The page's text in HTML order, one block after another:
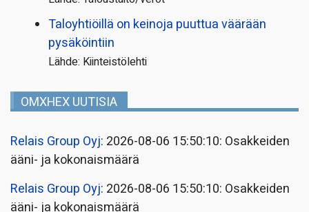
Taloyhtiöillä on keinoja puuttua väärään
pysäköintiin
Lähde: Kiinteistölehti
OMXHEX UUTISIA
Relais Group Oyj: 2026-08-06 15:50:10: Osakkeiden
ääni- ja kokonaismäärä
Relais Group Oyj: 2026-08-06 15:50:10: Osakkeiden
ääni- ja kokonaismäärä